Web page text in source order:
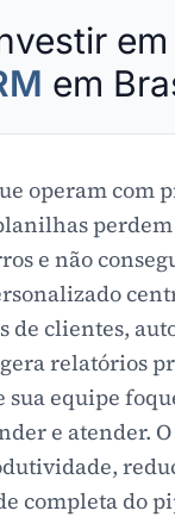
em
em
operam com
e não
de clientes,
relatórios
equipe
e atender.
completa do